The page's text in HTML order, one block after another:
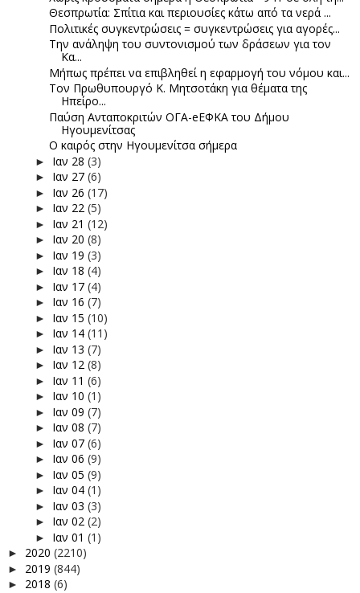
Θεσπρωτία: Σπίτια και περιουσίες κάτω από τα νερά ...
Πολιτικές συγκεντρώσεις = συγκεντρώσεις για αγορές...
Την ανάληψη του συντονισμού των δράσεων για τον
Κα...
Μήπως πρέπει να επιβληθεί η εφαρμογή του νόμου και...
Τον Πρωθυπουργό Κ. Μητσοτάκη για θέματα της
Ηπείρο...
Παύση Ανταποκριτών ΟΓΑ-eΕΦΚΑ του Δήμου
Ηγουμενίτσας
Ο καιρός στην Ηγουμενίτσα σήμερα
► Ιαν 28 (3)
► Ιαν 27 (6)
► Ιαν 26 (17)
► Ιαν 22 (5)
► Ιαν 21 (12)
► Ιαν 20 (8)
► Ιαν 19 (3)
► Ιαν 18 (4)
► Ιαν 17 (4)
► Ιαν 16 (7)
► Ιαν 15 (10)
► Ιαν 14 (11)
► Ιαν 13 (7)
► Ιαν 12 (8)
► Ιαν 11 (6)
► Ιαν 10 (1)
► Ιαν 09 (7)
► Ιαν 08 (7)
► Ιαν 07 (6)
► Ιαν 06 (9)
► Ιαν 05 (9)
► Ιαν 04 (1)
► Ιαν 03 (3)
► Ιαν 02 (2)
► Ιαν 01 (1)
► 2020 (2210)
► 2019 (844)
► 2018 (6)